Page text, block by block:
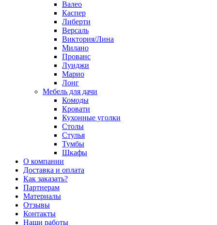
Валео
Каспер
Либерти
Версаль
Виктория/Лина
Милано
Прованс
Луиджи
Марио
Лонг
Мебель для дачи
Комоды
Кровати
Кухонные уголки
Столы
Стулья
Тумбы
Шкафы
О компании
Доставка и оплата
Как заказать?
Партнерам
Материалы
Отзывы
Контакты
Наши работы